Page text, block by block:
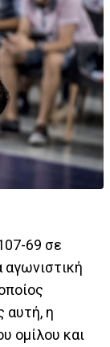
69 σε
αγωνιστική
αυτή, η
ομίλου και